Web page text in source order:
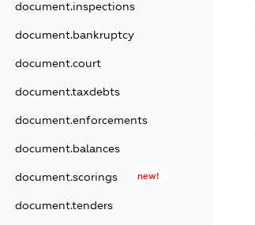
document.inspections
document.bankruptcy
document.court
document.taxdebts
document.enforcements
document.balances
document.scorings new!
document.tenders